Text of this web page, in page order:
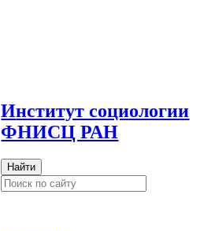
Институт социологии
ФНИСЦ РАН
Найти